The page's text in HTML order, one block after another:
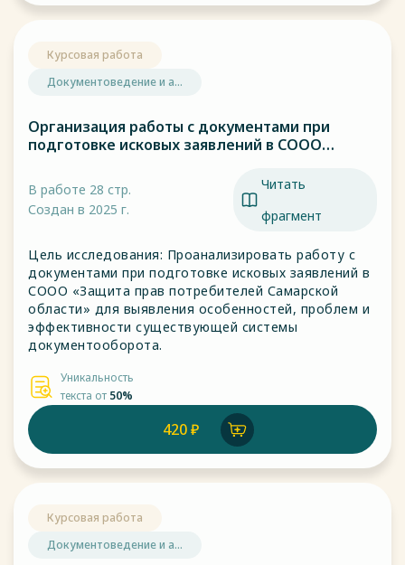
Курсовая работа
Документоведение и а...
Организация работы с документами при
подготовке исковых заявлений в СООО
области»
В работе 28 стр.
Создан в 2025 г.
Читать
фрагмент
Цель исследования: Проанализировать работу с
документами при подготовке исковых заявлений в
СООО «Защита прав потребителей Самарской
области» для выявления особенностей, проблем и
эффективности существующей системы
документооборота.
Уникальность
текста от 50%
420 ₽
Курсовая работа
Документоведение и а...